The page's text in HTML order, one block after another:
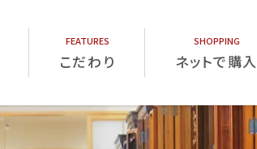
こだわり ネットで購入